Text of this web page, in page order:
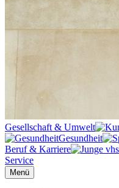
Gesellschaft & Umwelt
Gesundheit
Beruf & Karriere
Service
Menü